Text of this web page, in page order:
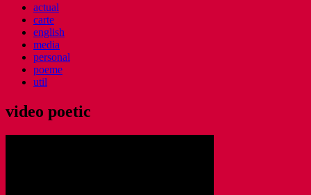
actual
carte
english
media
personal
poeme
util
video poetic